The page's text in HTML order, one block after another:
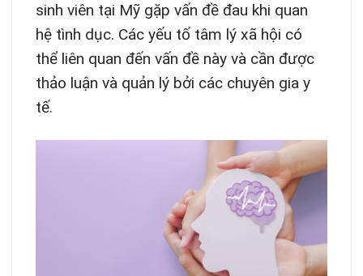
sinh viên tại Mỹ gặp vấn đề đau khi quan
hệ tình dục. Các yếu tố tâm lý xã hội có
thể liên quan đến vấn đề này và cần được
thảo luận và quản lý bởi các chuyên gia y
tế.